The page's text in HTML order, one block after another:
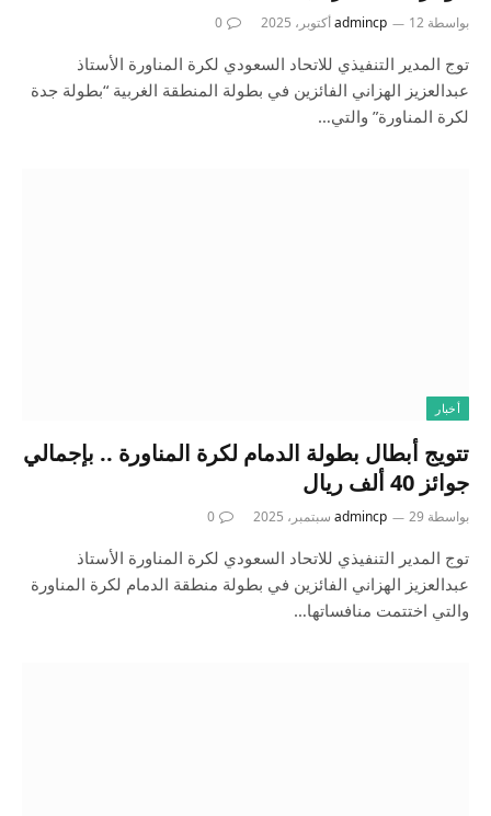
بواسطة admincp 12 أكتوبر، 2025 0
توج المدير التنفيذي للاتحاد السعودي لكرة المناورة الأستاذ
عبدالعزيز الهزاني الفائزين في بطولة المنطقة الغربية “بطولة جدة
لكرة المناورة” والتي…
أخبار
تتويج أبطال بطولة الدمام لكرة المناورة .. بإجمالي
جوائز 40 ألف ريال
بواسطة admincp 29 سبتمبر، 2025 0
توج المدير التنفيذي للاتحاد السعودي لكرة المناورة الأستاذ
عبدالعزيز الهزاني الفائزين في بطولة منطقة الدمام لكرة المناورة
والتي اختتمت منافساتها…